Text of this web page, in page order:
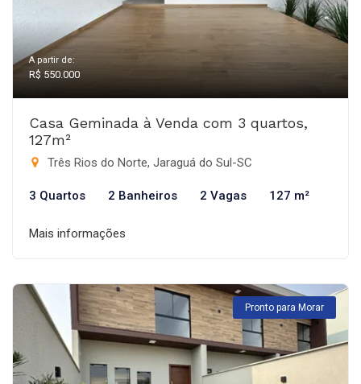
A partir de:
R$ 550.000
Casa Geminada à Venda com 3 quartos,
127m²
Três Rios do Norte, Jaraguá do Sul-SC
3 Quartos 2 Banheiros 2 Vagas 127 m²
Mais informações
Pronto para Morar